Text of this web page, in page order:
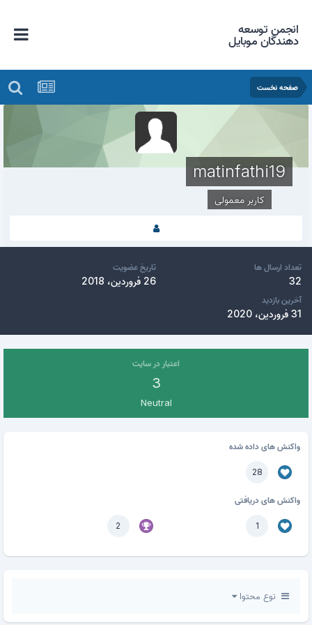
انجمن توسعه
دهندگان موبایل
صفحه نخست
matinfathi19
کاربر معمولی
تعداد ارسال ها
32
تاریخ عضویت
26 فروردین، 2018
آخرین بازدید
31 فروردین، 2020
اعتبار در سایت
3
Neutral
واکنش های داده شده
28
واکنش های دریافتی
2
نوع محتوا